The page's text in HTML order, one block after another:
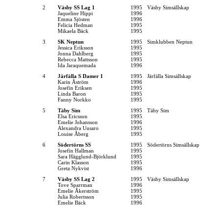
2
Väsby SS Lag 1 1995
Väsby Simsällskap
Jaqueline Hippi
1996
Emma Sjösten
1996
Felicia Hedman
1995
Mikaela Bäck
1995
3
SK Neptun 1995
Simklubben Neptun
Jessica Eriksson
1995
Jonna Dahlberg
1995
Rebecca Mattsson
1995
Ida Jaraquemada
1996
4
Järfälla S Damer 1 1995
Järfälla Simsällskap
Karin Åström
1996
Josefin Eriksen
1995
Linda Baron
1995
Fanny Norkko
1995
5
Täby Sim 1995
Täby Sim
Elsa Ericsson
1995
Emelie Johansson
1996
Alexandra Uusaro
1995
Louise Åberg
1995
6
Södertörns SS 1995
Södertörns Simsällskap
Josefin Hallman
1995
Sara Hägglund-Björklund
1995
Carin Klasson
1995
Greta Nykvist
1996
7
Väsby SS Lag 2 1995
Väsby Simsällskap
Tove Sparrman
1996
Emelie Åkerström
1995
Julia Robertsson
1995
Emelie Bäck
1996